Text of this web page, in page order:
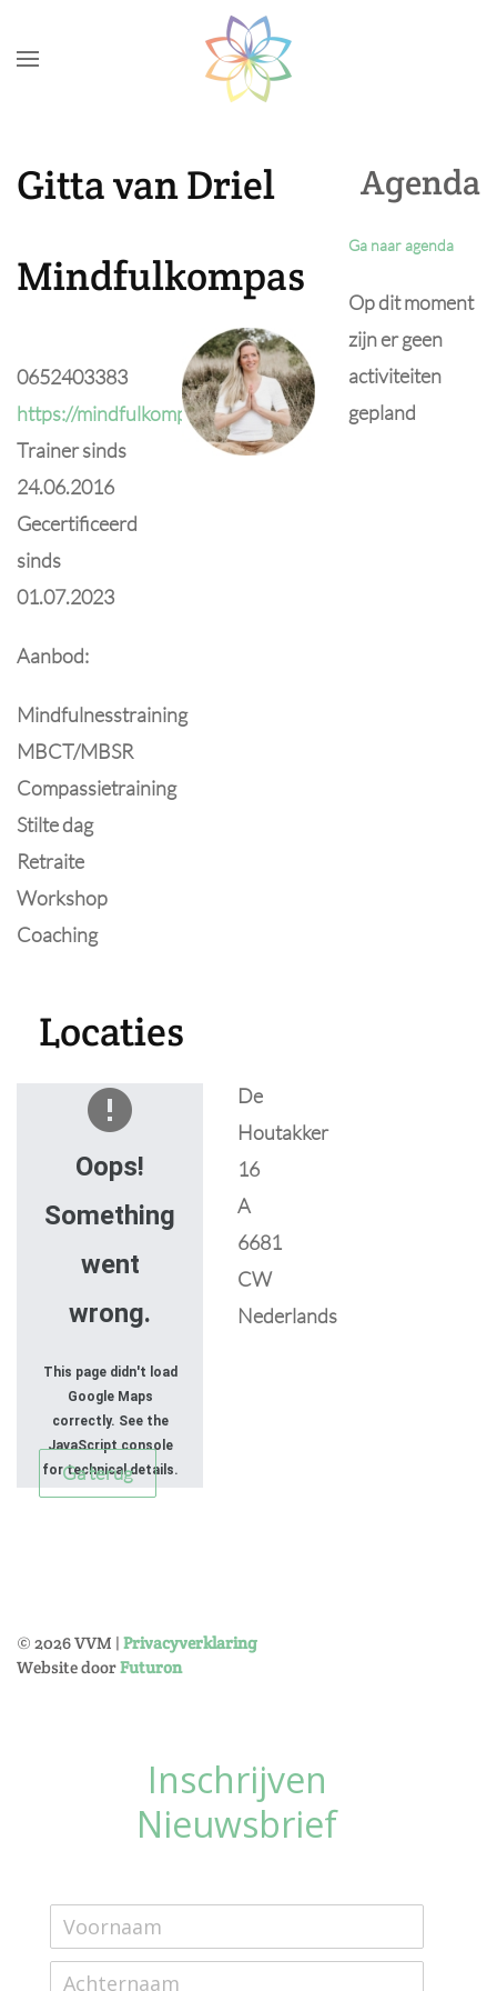
Skip to main content
Gitta van Driel
Mindfulkompas
0652403383
https://mindfulkompas.com/
Trainer sinds
24.06.2016
Gecertificeerd
sinds
01.07.2023
Aanbod:
Mindfulnesstraining
MBCT/MBSR
Compassietraining
Stilte dag
Retraite
Workshop
Coaching
Locaties
Oops!
Something
went
wrong.
This page didn't load
Google Maps
correctly. See the
JavaScript console
for technical details.
De
Houtakker
16
A
6681
CW
Nederlands
Agenda
Ga naar agenda
Op dit moment
zijn er geen
activiteiten
gepland
Ga terug
© 2026VVM | Privacyverklaring
Website doorFuturon
Inschrijven
Nieuwsbrief